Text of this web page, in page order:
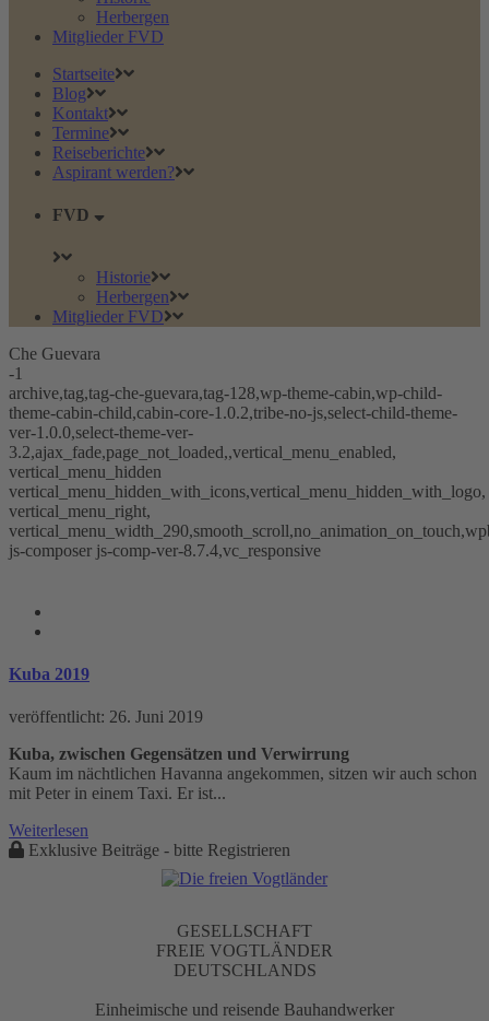
Herbergen
Mitglieder FVD
Startseite
Blog
Kontakt
Termine
Reiseberichte
Aspirant werden?
FVD
Historie
Herbergen
Mitglieder FVD
Che Guevara
-1
archive,tag,tag-che-guevara,tag-128,wp-theme-cabin,wp-child-
theme-cabin-child,cabin-core-1.0.2,tribe-no-js,select-child-theme-
ver-1.0.0,select-theme-ver-
3.2,ajax_fade,page_not_loaded,,vertical_menu_enabled,
vertical_menu_hidden
vertical_menu_hidden_with_icons,vertical_menu_hidden_with_logo,
vertical_menu_right,
js-composer js-comp-ver-8.7.4,vc_responsive
Che Guevara Tag
Kuba 2019
veröffentlicht: 26. Juni 2019
Kuba, zwischen Gegensätzen und Verwirrung
Kaum im nächtlichen Havanna angekommen, sitzen wir auch schon
mit Peter in einem Taxi. Er ist...
Weiterlesen
Exklusive Beiträge - bitte Registrieren
GESELLSCHAFT
FREIE VOGTLÄNDER
DEUTSCHLANDS
Einheimische und reisende Bauhandwerker